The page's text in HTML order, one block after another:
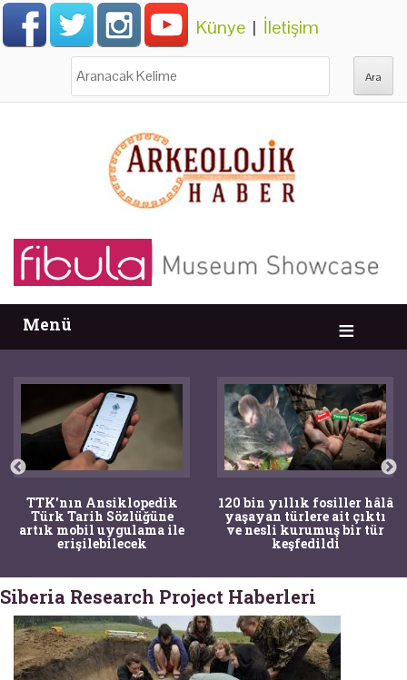
Künye | İletişim
Menü
TTK'nın Ansiklopedik
Türk Tarih Sözlüğüne
artık mobil uygulama ile
erişilebilecek
120 bin yıllık fosiller hâlâ
yaşayan türlere ait çıktı
ve nesli kurumuş bir tür
keşfedildi
Siberia Research Project Haberleri